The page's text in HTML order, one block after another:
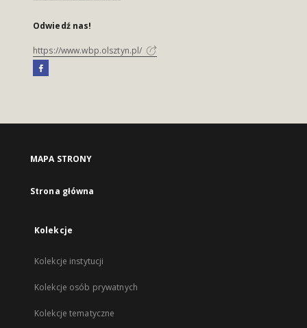
Odwiedź nas!
https://www.wbp.olsztyn.pl/
MAPA STRONY
Strona główna
Kolekcje
Kolekcje instytucji
Kolekcje osób prywatnych
Kolekcje tematyczne